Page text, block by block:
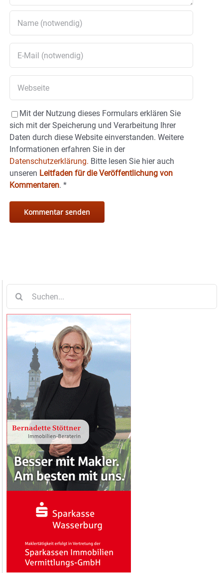
Mit der Nutzung dieses Formulars erklären Sie
sich mit der Speicherung und Verarbeitung Ihrer
Daten durch diese Website einverstanden. Weitere
Informationen erfahren Sie in der
Datenschutzerklärung. Bitte lesen Sie hier auch
unseren Leitfaden für die Veröffentlichung von
Kommentaren. *
nach: